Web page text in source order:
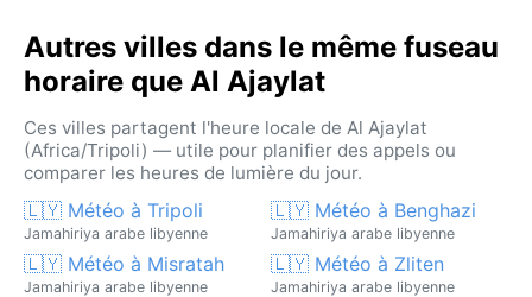
Autres villes dans le même fuseau
horaire que Al Ajaylat
Ces villes partagent l'heure locale de Al Ajaylat
(Africa/Tripoli) — utile pour planifier des appels ou
comparer les heures de lumière du jour.
🇱🇾 Météo à Tripoli
Jamahiriya arabe libyenne
🇱🇾 Météo à Benghazi
Jamahiriya arabe libyenne
🇱🇾 Météo à Misratah
Jamahiriya arabe libyenne
🇱🇾 Météo à Zliten
Jamahiriya arabe libyenne